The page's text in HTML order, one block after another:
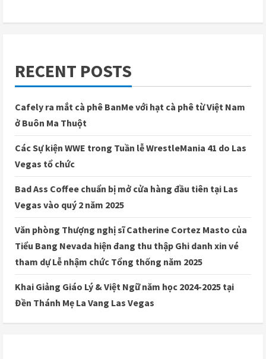
RECENT POSTS
Cafely ra mắt cà phê BanMe với hạt cà phê từ Việt Nam
ở Buôn Ma Thuột
Các Sự kiện WWE trong Tuần lễ WrestleMania 41 do Las
Vegas tổ chức
Bad Ass Coffee chuẩn bị mở cửa hàng đầu tiên tại Las
Vegas vào quý 2 năm 2025
Văn phòng Thượng nghị sĩ Catherine Cortez Masto của
Tiểu Bang Nevada hiện đang thu thập Ghi danh xin vé
tham dự Lễ nhậm chức Tổng thống năm 2025
Khai Giảng Giáo Lý & Việt Ngữ năm học 2024-2025 tại
Đền Thánh Mẹ La Vang Las Vegas